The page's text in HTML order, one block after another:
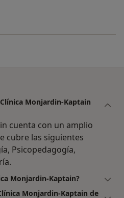
Monjardin-Kaptain
cuenta con un amplio
cubre las siguientes
Psicopedagogía,
Monjardin-Kaptain?
Monjardin-Kaptain de